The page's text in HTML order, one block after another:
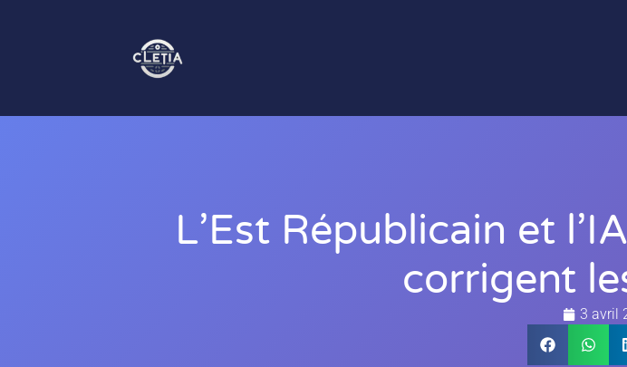
L’Est Républicain et
corrigent
3 avril